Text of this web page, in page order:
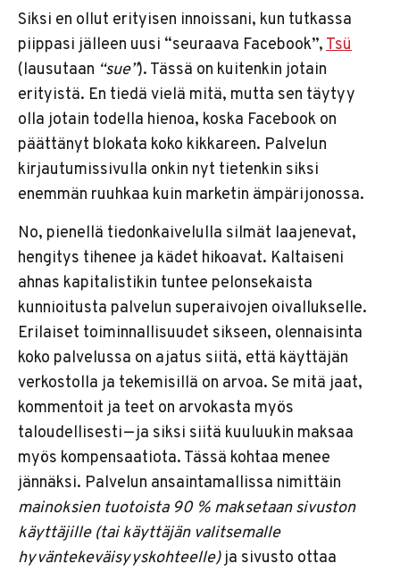
Siksi en ollut erityisen innoissani, kun tutkassa
piippasi jälleen uusi “seuraava Facebook”,Tsü
(lausutaan “sue”). Tässä on kuitenkin jotain
erityistä. En tiedä vielä mitä, mutta sen täytyy
olla jotain todella hienoa, koska Facebook on
päättänyt blokata koko kikkareen. Palvelun
kirjautumissivulla onkin nyt tietenkin siksi
enemmän ruuhkaa kuin marketin ämpärijonossa.
No, pienellä tiedonkaivelulla silmät laajenevat,
hengitys tihenee ja kädet hikoavat. Kaltaiseni
ahnas kapitalistikin tuntee pelonsekaista
kunnioitusta palvelun superaivojen oivallukselle.
Erilaiset toiminnallisuudet sikseen, olennaisinta
koko palvelussa on ajatus siitä, että käyttäjän
verkostolla ja tekemisillä on arvoa. Se mitä jaat,
kommentoit ja teet on arvokasta myös
taloudellisesti — ja siksi siitä kuuluukin maksaa
myös kompensaatiota. Tässä kohtaa menee
jännäksi. Palvelun ansaintamallissa nimittäin
mainoksien tuotoista 90 % maksetaan sivuston
käyttäjille (tai käyttäjän valitsemalle
hyväntekeväisyyskohteelle)ja sivusto ottaa